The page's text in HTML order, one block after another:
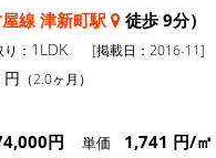
線 津新町駅 徒歩 9分）
り： 1LDK
[掲載日：2016-11]
円 （2.0ヶ月）
円 単価 1,741 円/㎡